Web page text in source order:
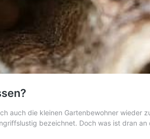
auch die kleinen Gartenbewohner wieder
bezeichnet. Doch was ist dran